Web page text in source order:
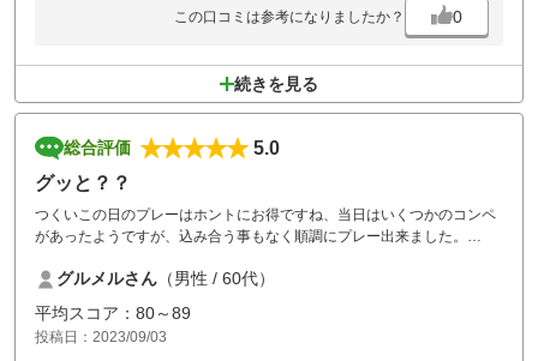
この口コミは参考になりましたか？ 0
続きを見る
総合評価
5.0
グッと？？
つくいこの日のプレーはホントにお得ですね、当日はいくつかのコンペ
があったようですが、込み合う事もなく順調にプレー出来ました。
い働きをしてくれ、楽しく１日を過ごせました。また、行こうと思いま
す。もちろんキャディ付きで。
グルメルさん （男性 / 60代）
平均スコア：80～89
投稿日：2023/09/03